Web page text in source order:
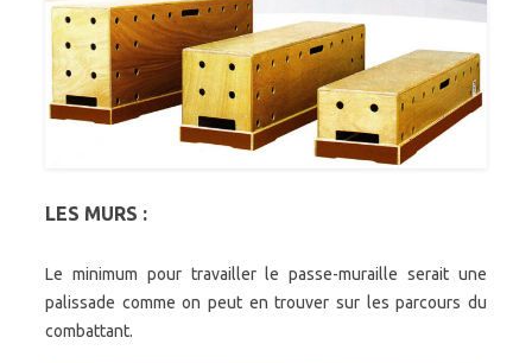
LES MURS :
Le minimum pour travailler le passe-muraille serait une
palissade comme on peut en trouver sur les parcours du
combattant.